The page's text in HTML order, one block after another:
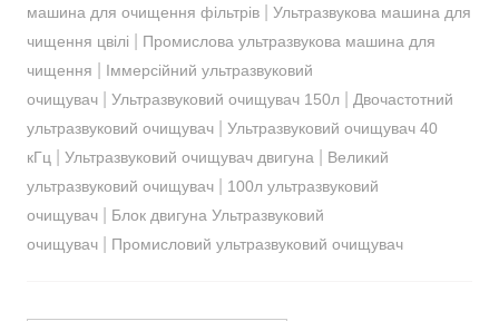
машина для очищення фільтрів| Ультразвукова машина для
чищення цвілі
Промислова ультразвукова машина для
чищення
Іммерсійний ультразвуковий
очищувач| Ультразвуковий очищувач 150л
Двочастотний
ультразвуковий очищувач| Ультразвуковий очищувач 40
кГц
Ультразвуковий очищувач двигуна
Великий
ультразвуковий очищувач| 100л ультразвуковий
очищувач| Блок двигуна Ультразвуковий
очищувач| Промисловий ультразвуковий очищувач